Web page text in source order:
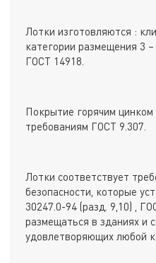
Лотки изготовляются :
категории размещения 3
ГОСТ 14918.
Покрытие горячим цинком
требованиям ГОСТ 9.307.
Лотки соответствует
безопасности, которые
30247.0-94 (разд. 9,10) ,
размещаться в зданиях и
удовлетворяющих любой